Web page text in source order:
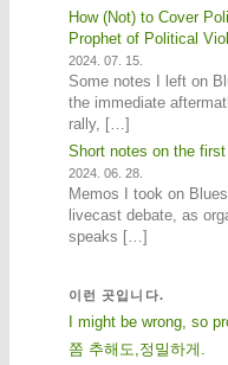
How (Not) to Cover
Prophet of Political
2024. 07. 15.
Some notes I left on
the immediate
rally, […]
Short notes on the
2024. 06. 28.
Memos I took on
livecast debate, as
speaks […]
이런 곳입니다.
I might be wrong, so
쫌 추해도,정밀하게.